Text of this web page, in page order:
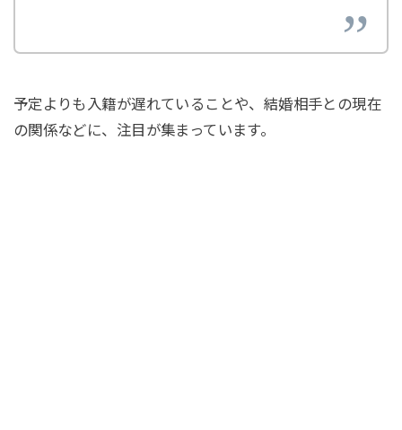
予定よりも入籍が遅れていることや、結婚相手との現在
の関係などに、注目が集まっています。